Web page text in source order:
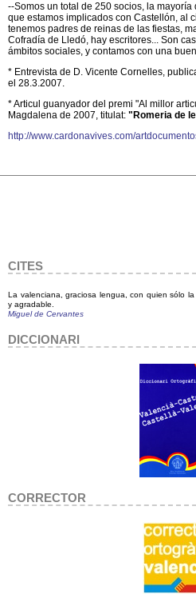
--Somos un total de 250 socios, la
que estamos implicados con Castellón, al
tenemos padres de reinas de las fiestas,
Cofradía de Lledó, hay escritores... Son
ámbitos sociales, y contamos con una
* Entrevista de D. Vicente Cornelles,
el 28.3.2007.
* Articul guanyador del premi "Al millor
Magdalena de 2007, titulat: "Romeria de
http://www.cardonavives.com/
CITES
La valenciana, graciosa lengua, con quien sólo
y agradable.
Miguel de Cervantes
DICCIONARI
CORRECTOR